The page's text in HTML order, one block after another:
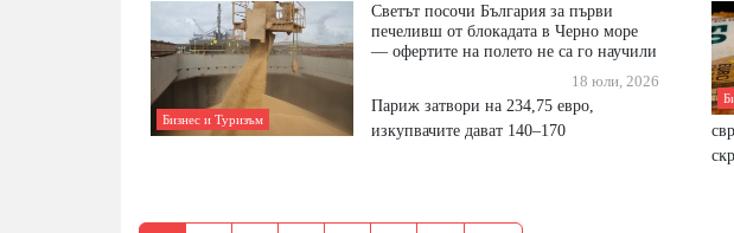
Бизнес и Туризъм
Светът посочи България за първи
печеливш от блокадата в Черно море
— офертите на полето не са го научили
18 юли, 2026
Париж затвори на 234,75 евро,
изкупвачите дават 140–170